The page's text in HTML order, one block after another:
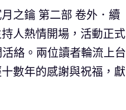
之鑰 第二部 卷外．續
人熱情開場，活動正式
絡。兩位讀者輪流上台
數年的感謝與祝福，獻